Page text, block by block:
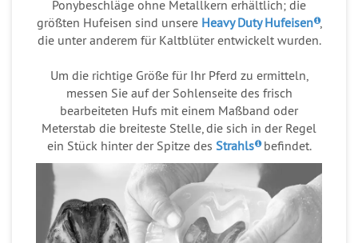
Ponybeschläge ohne Metallkern erhältlich; die
größten Hufeisen sind unsere Heavy Duty Hufeisen ,
die unter anderem für Kaltblüter entwickelt wurden.
Um die richtige Größe für Ihr Pferd zu ermitteln,
messen Sie auf der Sohlenseite des frisch
bearbeiteten Hufs mit einem Maßband oder
Meterstab die breiteste Stelle, die sich in der Regel
ein Stück hinter der Spitze des Strahls befindet.